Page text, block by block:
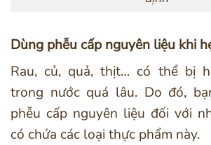
Dùng phễu cấp nguyên liệu khi
Rau, củ, quả, thịt… có thể bị
trong nước quá lâu. Do đó,
phễu cấp nguyên liệu đối với
có chứa các loại thực phẩm này.